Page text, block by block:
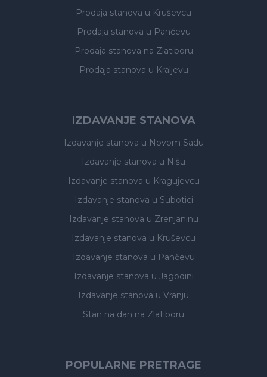
Prodaja stanova u Kruševcu
Prodaja stanova u Pančevu
Prodaja stanova na Zlatiboru
Prodaja stanova u Kraljevu
IZDAVANJE STANOVA
Izdavanje stanova u Novom Sadu
Izdavanje stanova u Nišu
Izdavanje stanova u Kragujevcu
Izdavanje stanova u Subotici
Izdavanje stanova u Zrenjaninu
Izdavanje stanova u Kruševcu
Izdavanje stanova u Pančevu
Izdavanje stanova u Jagodini
Izdavanje stanova u Vranju
Stan na dan na Zlatiboru
POPULARNE PRETRAGE